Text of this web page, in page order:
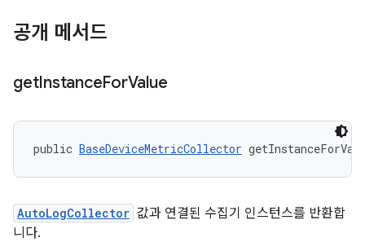
공개 메서드
getInstanceForValue
public BaseDeviceMetricCollector
AutoLogCollector 값과 연결된 수집기 인스턴스를 반환합
니다.